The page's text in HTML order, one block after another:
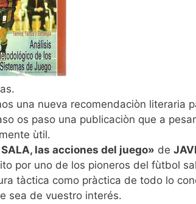
una nueva recomendaciòn literaria
os paso una publicaciòn que a
ùtil.
SALA, las acciones del juego» de
por uno de los pioneros del fùtbol
tàctica como pràctica de todo lo
sea de vuestro interés.